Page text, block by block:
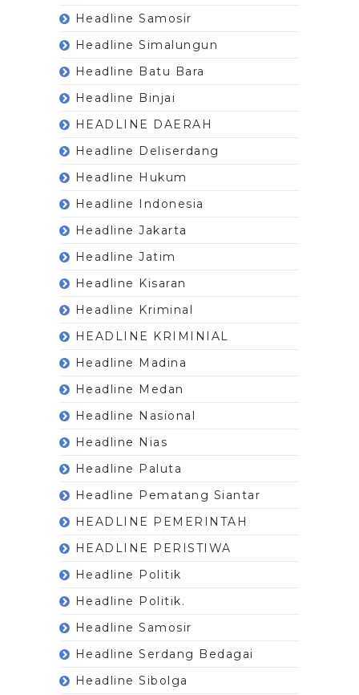
Headline Samosir
Headline Simalungun
Headline Batu Bara
Headline Binjai
HEADLINE DAERAH
Headline Deliserdang
Headline Hukum
Headline Indonesia
Headline Jakarta
Headline Jatim
Headline Kisaran
Headline Kriminal
HEADLINE KRIMINIAL
Headline Madina
Headline Medan
Headline Nasional
Headline Nias
Headline Paluta
Headline Pematang Siantar
HEADLINE PEMERINTAH
HEADLINE PERISTIWA
Headline Politik
Headline Politik.
Headline Samosir
Headline Serdang Bedagai
Headline Sibolga